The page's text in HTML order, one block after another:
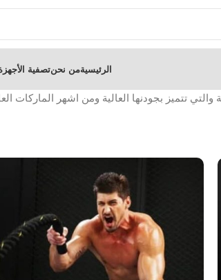
الرئيسيةمن نحنتصفية
تتميز بجودنها العالية ومن اشهر الماركات